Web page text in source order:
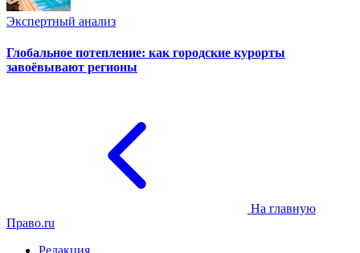
Экспертный анализ
Глобальное потепление: как городские курорты
завоёвывают регионы
На главную
Право.ru
Редакция